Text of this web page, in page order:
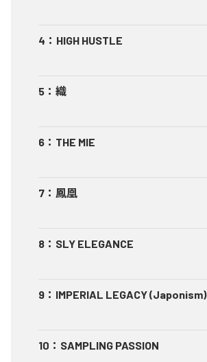
4 ： HIGH HUSTLE
5 ： 織
6 ： THE MIE
7 ： 鳳凰
8 ： SLY ELEGANCE
9 ： IMPERIAL LEGACY (Japonism)
10 ： SAMPLING PASSION